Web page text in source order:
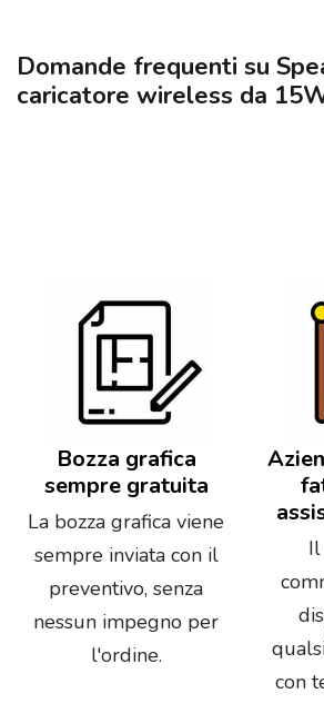
Domande frequenti su
caricatore wireless da
Bozza grafica
sempre gratuita
La bozza grafica viene
sempre inviata con il
preventivo, senza
nessun impegno per
l'ordine.
con